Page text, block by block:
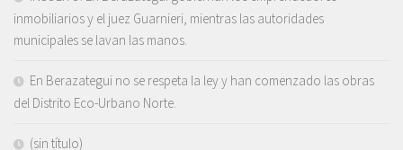
inmobiliarios y el juez Guarnieri, mientras las autoridades
municipales se lavan las manos.
En Berazategui no se respeta la ley y han comenzado las obras
del Distrito Eco-Urbano Norte.
(sin título)